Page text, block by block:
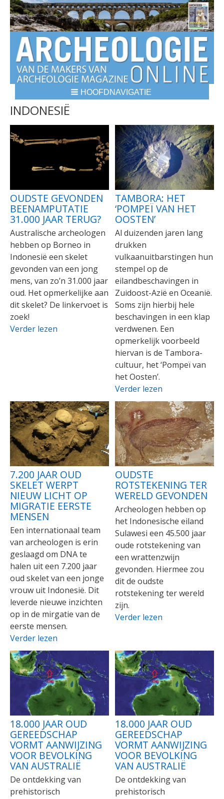
HOOFDNAVIGATIE
BREADCRUMBS
INDONESIË
OUDSTE GEVONDEN
BEENAMPUTATIE
31.000 JAAR TERUG?
Australische archeologen
hebben op Borneo in
Indonesië een skelet
gevonden van een jong
mens, van zo’n 31.000 jaar
oud. Het opmerkelijke aan
dit skelet? De linkervoet is
zoek!
Verder lezen
TAMBORA: HET
‘POMPEÏ VAN HET
OOSTEN’
Al duizenden jaren lang
drukken
vulkaanuitbarstingen hun
stempel op de
eilandbeschavingen in
Zuidoost-Azië en Oceanië.
Soms zijn hierbij hele
beschavingen in een klap
verdwenen. Een
opmerkelijk voorbeeld
hiervan is de Tambora-
cultuur, het ‘Pompeï van
het Oosten’.
Verder lezen
7.200 JAAR OUD
SKELET WERPT
NIEUW LICHT OP
MIGRATIE EERSTE
MENSEN
Een internationaal team
van archeologen is erin
geslaagd om DNA te
halen uit een 7.200 jaar
oud skelet van een jonge
vrouw uit Indonesië. Dit
leverde nieuwe inzichten
op in de mirgatie van de
eerste mensen.
Verder lezen
OUDSTE
ROTSTEKENING TER
WERELD GEVONDEN
Archeologen hebben op
het Indonesische eiland
Sulawesi een 45.500 jaar
oude rotstekening van
een wrattenzwijn
gevonden. Hiermee zou
dit de oudste
rotstekening ter wereld
zijn.
Verder lezen
18.000 JAAR OUD
GEREEDSCHAP
VORMT AANWIJZING
VOOR BEVOLKING
VAN AUSTRALIË
De ontdekking van
prehistorisch
18.000 JAAR OUD
GEREEDSCHAP
VORMT AANWIJZING
VOOR BEVOLKING
VAN AUSTRALIË
De ontdekking van
prehistorisch